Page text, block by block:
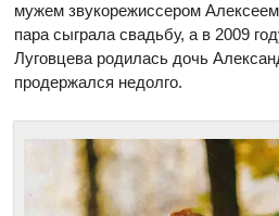
мужем звукорежиссером
пара сыграла свадьбу, а в 2009
Луговцева родилась дочь
продержался недолго.